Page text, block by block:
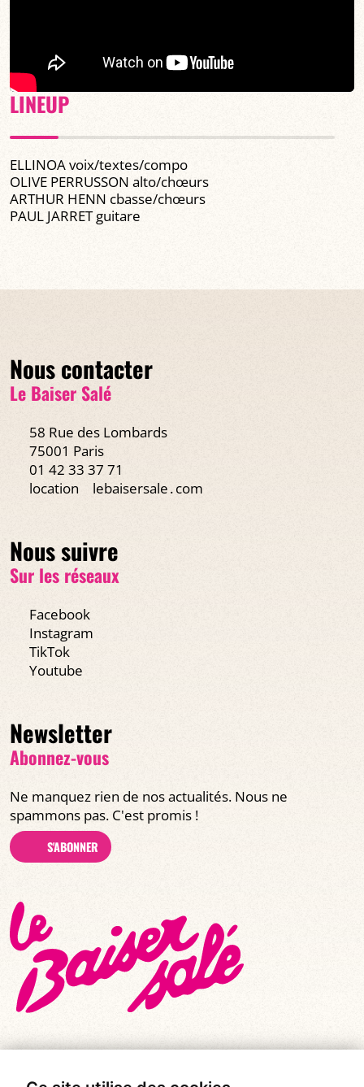
LINEUP
ELLINOA voix/textes/compo
OLIVE PERRUSSON alto/chœurs
ARTHUR HENN cbasse/chœurs
PAUL JARRET guitare
Nous contacter
Le Baiser Salé
58 Rue des Lombards
75001 Paris
01 42 33 37 71
location
lebaisersale․com
Nous suivre
Sur les réseaux
Facebook
Instagram
TikTok
Youtube
Newsletter
Abonnez-vous
Ne manquez rien de nos actualités. Nous ne
spammons pas. C'est promis !
S'ABONNER